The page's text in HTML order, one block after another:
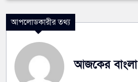
আপলোডকারীর তথ্য
আজকের বাংলা